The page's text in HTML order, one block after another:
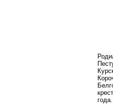
года.